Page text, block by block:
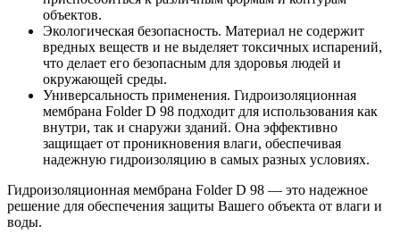
объектов.
Экологическая безопасность. Материал не содержит
вредных веществ и не выделяет токсичных испарений,
что делает его безопасным для здоровья людей и
окружающей среды.
Универсальность применения. Гидроизоляционная
мембрана Folder D 98 подходит для использования как
внутри, так и снаружи зданий. Она эффективно
защищает от проникновения влаги, обеспечивая
надежную гидроизоляцию в самых разных условиях.
Гидроизоляционная мембрана Folder D 98 — это надежное
решение для обеспечения защиты Вашего объекта от влаги и
воды.